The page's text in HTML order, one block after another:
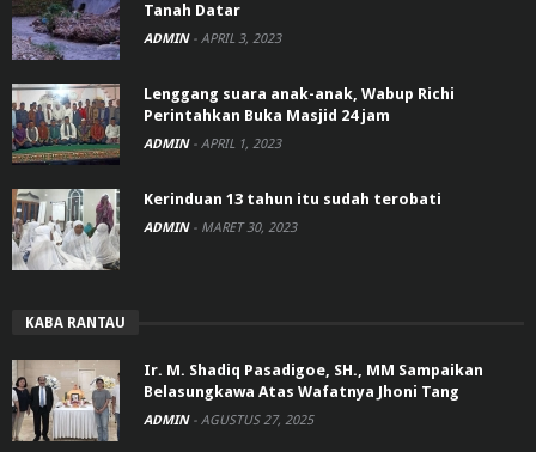
Tanah Datar
ADMIN - APRIL 3, 2023
Lenggang suara anak-anak, Wabup Richi
Perintahkan Buka Masjid 24 jam
ADMIN - APRIL 1, 2023
Kerinduan 13 tahun itu sudah terobati
ADMIN - MARET 30, 2023
KABA RANTAU
Ir. M. Shadiq Pasadigoe, SH., MM Sampaikan
Belasungkawa Atas Wafatnya Jhoni Tang
ADMIN - AGUSTUS 27, 2025